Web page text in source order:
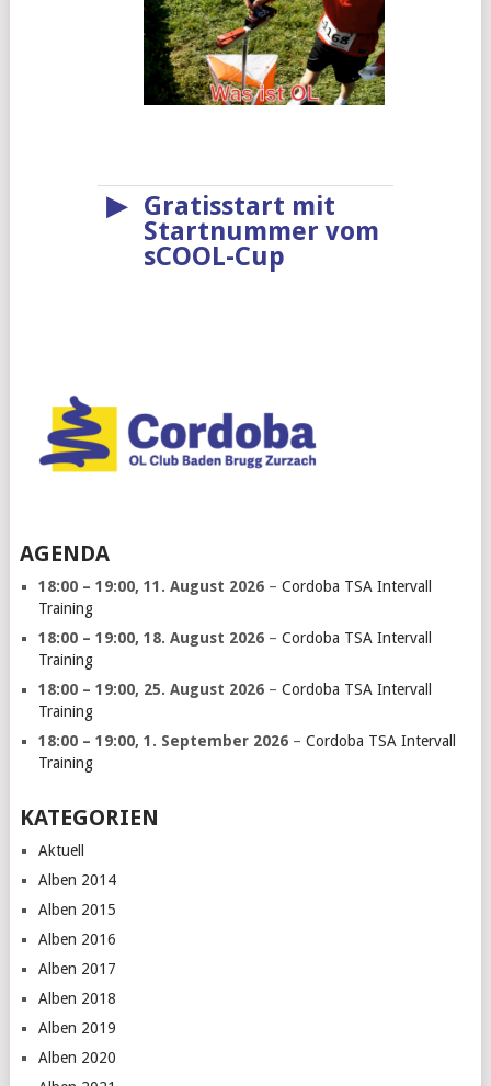
▶
Gratisstart mit
Startnummer vom
sCOOL-Cup
AGENDA
18:00 – 19:00, 11. August 2026– Cordoba TSA Intervall
Training
18:00 – 19:00, 18. August 2026– Cordoba TSA Intervall
Training
18:00 – 19:00, 25. August 2026– Cordoba TSA Intervall
Training
18:00 – 19:00, 1. September 2026– Cordoba TSA Intervall
Training
KATEGORIEN
Aktuell
Alben 2014
Alben 2015
Alben 2016
Alben 2017
Alben 2018
Alben 2019
Alben 2020